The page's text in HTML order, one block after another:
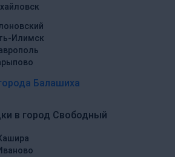
Илимск
Балашиха
в город Свободный